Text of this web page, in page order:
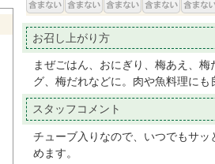
お召し上がり方
まぜごはん、おにぎり、梅あえ、梅
グ、梅だれなどに。肉や魚料理にも
スタッフコメント
チューブ入りなので、いつでもサッ
めます。